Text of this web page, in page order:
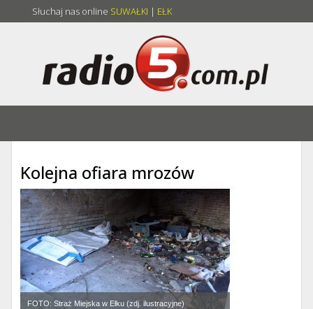
Słuchaj nas online SUWAŁKI | EŁK
Kolejna ofiara mrozów
FOTO: Straż Miejska w Ełku (zdj. ilustracyjne)